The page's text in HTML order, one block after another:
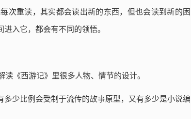
次重读，其实都会读出新的东西，但也会读到新的困
入它，都会有不同的领悟。
《西游记》里很多人物、情节的设计。
少比例会受制于流传的故事原型，又有多少是小说编